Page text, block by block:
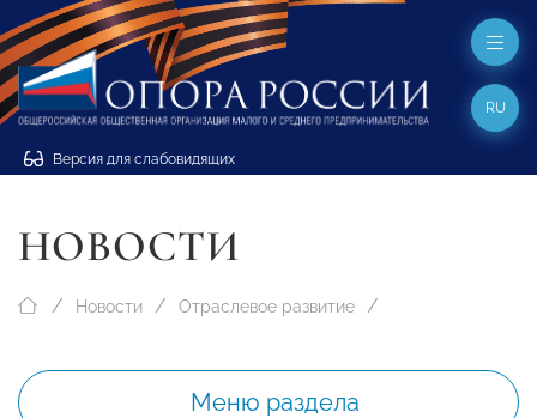
Версия для слабовидящих
RU
НОВОСТИ
Новости Отраслевое развитие
Меню раздела